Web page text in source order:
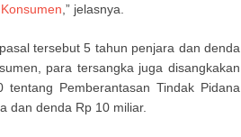
,” jelasnya.
tersebut 5 tahun penjara dan denda
para tersangka juga disangkakan
Pemberantasan Tindak Pidana
dan denda Rp 10 miliar.